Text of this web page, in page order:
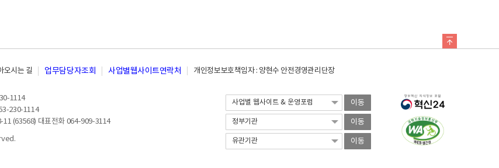
오시는 길 업무담당자조회 사업별웹사이트연락처 개인정보보호책임자 : 양현수 안전경영관리단장
1114
230-1114
11 (63568) 대표전화 064-909-3114
이동
이동
이동